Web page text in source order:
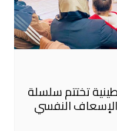
تختتم سلسلة
النفسي